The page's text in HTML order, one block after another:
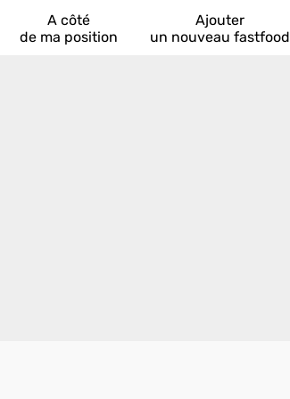
A côté
de ma position
Ajouter
un nouveau fastfood